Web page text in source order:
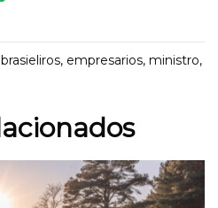
brasieliros, empresarios, ministro,